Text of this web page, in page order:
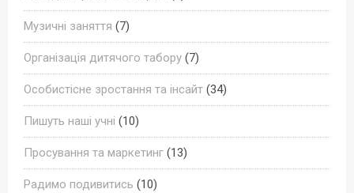
Музичні заняття (7)
Організація дитячого табору (7)
Особистісне зростання та інсайт (34)
Пишуть наші учні (10)
Просування та маркетинг (13)
Радимо подивитись (10)